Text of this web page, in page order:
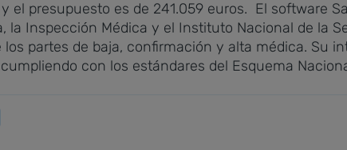
el presupuesto es de 241.059 euros. El software
la Inspección Médica y el Instituto Nacional de la
los partes de baja, confirmación y alta médica. Su
con los estándares del Esquema